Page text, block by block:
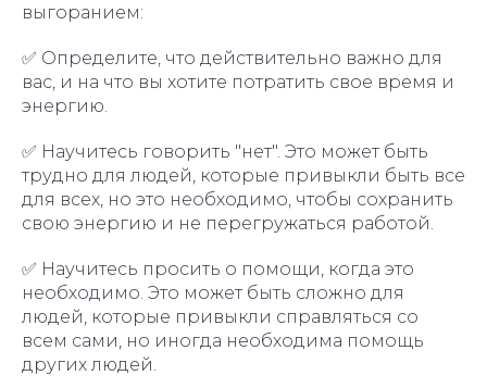
выгоранием:
✅ Определите, что действительно важно для
вас, и на что вы хотите потратить свое время и
энергию.
✅ Научитесь говорить "нет". Это может быть
трудно для людей, которые привыкли быть все
для всех, но это необходимо, чтобы сохранить
свою энергию и не перегружаться работой.
✅ Научитесь просить о помощи, когда это
необходимо. Это может быть сложно для
людей, которые привыкли справляться со
всем сами, но иногда необходима помощь
других людей.